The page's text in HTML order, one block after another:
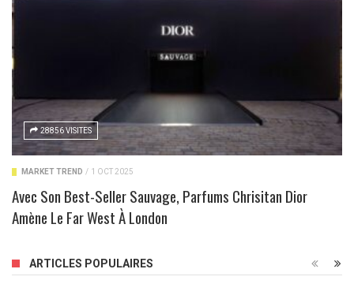
28856 VISITES
MARKET TREND / 1 OCT 2025
Avec Son Best-Seller Sauvage, Parfums Chrisitan Dior
Amène Le Far West À London
ARTICLES POPULAIRES